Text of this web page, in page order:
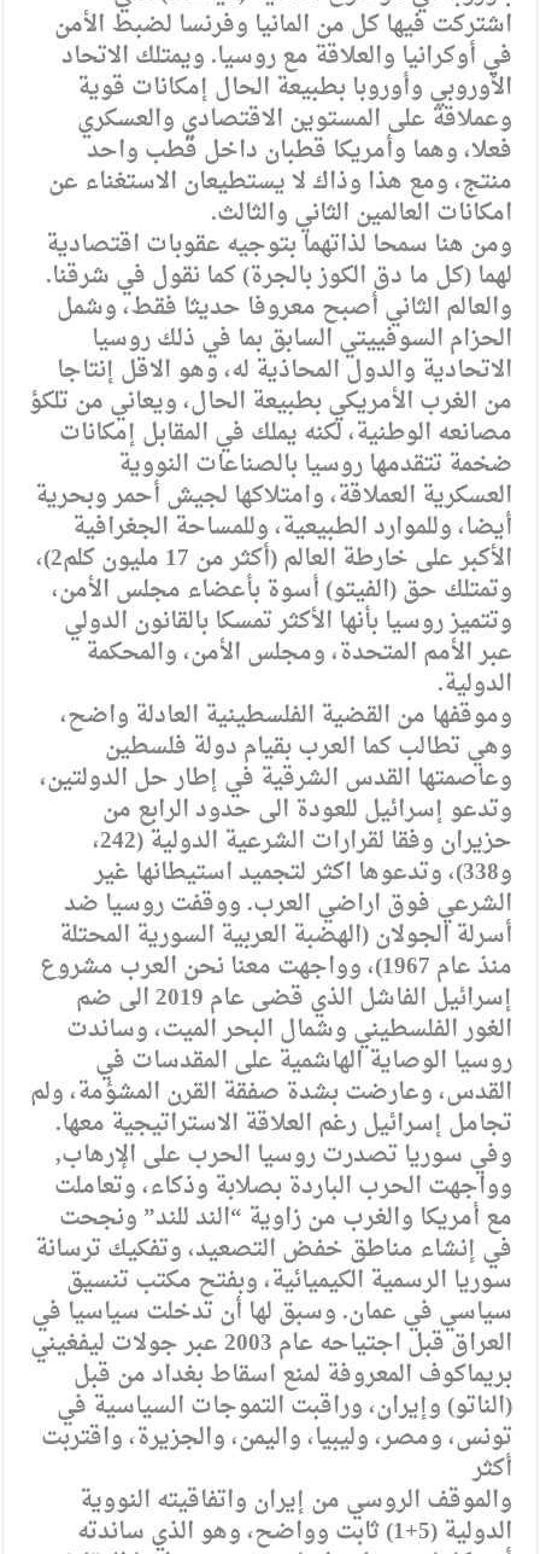
اشتركت فيها كل من المانيا وفرنسا لضبط الأمن
في أوكرانيا والعلاقة مع روسيا. ويمتلك الاتحاد
الأوروبي وأوروبا بطبيعة الحال إمكانات قوية
وعملاقة على المستوين الاقتصادي والعسكري
فعلا، وهما وأمريكا قطبان داخل قطب واحد
منتج، ومع هذا وذاك لا يستطيعان الاستغناء عن
امكانات العالمين الثاني والثالث.
ومن هنا سمحا لذاتهما بتوجيه عقوبات اقتصادية
لهما (كل ما دق الكوز بالجرة) كما نقول في شرقنا.
والعالم الثاني أصبح معروفا حديثا فقط، وشمل
الحزام السوفييتي السابق بما في ذلك روسيا
الاتحادية والدول المحاذية له، وهو الاقل إنتاجا
من الغرب الأمريكي بطبيعة الحال، ويعاني من تلكؤ
مصانعه الوطنية، لكنه يملك في المقابل إمكانات
ضخمة تتقدمها روسيا بالصناعات النووية
العسكرية العملاقة، وامتلاكها لجيش أحمر وبحرية
أيضا، وللموارد الطبيعية، وللمساحة الجغرافية
الأكبر على خارطة العالم (أكثر من 17 مليون كلم2)،
وتمتلك حق (الفيتو) أسوة بأعضاء مجلس الأمن،
وتتميز روسيا بأنها الأكثر تمسكا بالقانون الدولي
عبر الأمم المتحدة، ومجلس الأمن، والمحكمة
الدولية.
وموقفها من القضية الفلسطينية العادلة واضح،
وهي تطالب كما العرب بقيام دولة فلسطين
وعاصمتها القدس الشرقية في إطار حل الدولتين،
وتدعو إسرائيل للعودة الى حدود الرابع من
حزيران وفقا لقرارات الشرعية الدولية (242،
و338)، وتدعوها اكثر لتجميد استيطانها غير
الشرعي فوق اراضي العرب. ووقفت روسيا ضد
أسرلة الجولان (الهضبة العربية السورية المحتلة
منذ عام 1967)، وواجهت معنا نحن العرب مشروع
إسرائيل الفاشل الذي قضى عام 2019 الى ضم
الغور الفلسطيني وشمال البحر الميت، وساندت
روسيا الوصاية الهاشمية على المقدسات في
القدس، وعارضت بشدة صفقة القرن المشؤمة، ولم
تجامل إسرائيل رغم العلاقة الاستراتيجية معها.
وفي سوريا تصدرت روسيا الحرب على الإرهاب,
وواجهت الحرب الباردة بصلابة وذكاء، وتعاملت
مع أمريكا والغرب من زاوية “الند للند” ونجحت
في إنشاء مناطق خفض التصعيد، وتفكيك ترسانة
سوريا الرسمية الكيميائية، وبفتح مكتب تنسيق
سياسي في عمان. وسبق لها أن تدخلت سياسيا في
العراق قبل اجتياحه عام 2003 عبر جولات ليفغيني
بريماكوف المعروفة لمنع اسقاط بغداد من قبل
(الناتو) وإيران، وراقبت التموجات السياسية في
تونس، ومصر، وليبيا، واليمن، والجزيرة، واقتربت
أكثر
والموقف الروسي من إيران واتفاقيته النووية
الدولية (5+1) ثابت وواضح، وهو الذي ساندته